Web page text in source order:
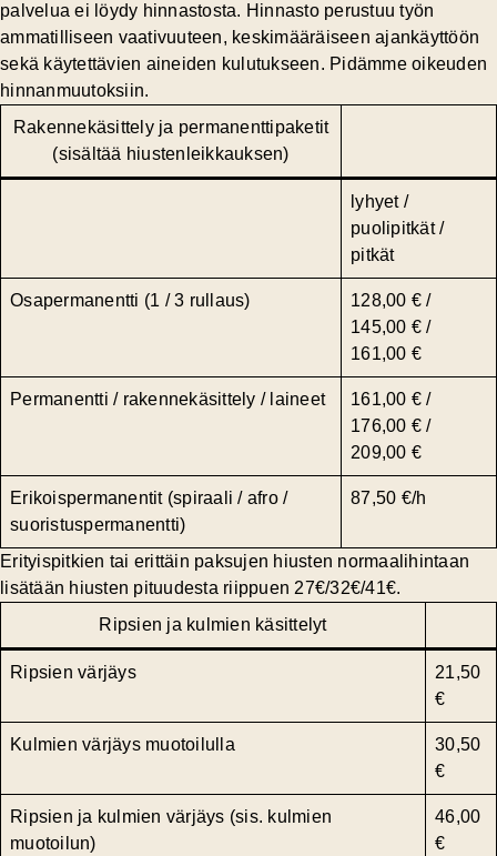
palvelua ei löydy hinnastosta. Hinnasto perustuu työn
ammatilliseen vaativuuteen, keskimääräiseen ajankäyttöön
sekä käytettävien aineiden kulutukseen. Pidämme oikeuden
hinnanmuutoksiin.
Rakennekäsittely ja permanenttipaketit
(sisältää hiustenleikkauksen)
lyhyet /
puolipitkät /
pitkät
Osapermanentti (1 / 3 rullaus)
128,00 € /
145,00 € /
161,00 €
Permanentti / rakennekäsittely / laineet
161,00 € /
176,00 € /
209,00 €
Erikoispermanentit (spiraali / afro /
suoristuspermanentti)
87,50 €/h
Erityispitkien tai erittäin paksujen hiusten normaalihintaan
lisätään hiusten pituudesta riippuen 27€/32€/41€.
Ripsien ja kulmien käsittelyt
Ripsien värjäys
21,50
€
Kulmien värjäys muotoilulla
30,50
€
Ripsien ja kulmien värjäys (sis. kulmien
muotoilun)
46,00
€